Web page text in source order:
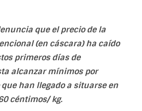
que el precio de la
(en cáscara) ha caído
primeros días de
alcanzar mínimos por
han llegado a situarse en
céntimos/ kg.